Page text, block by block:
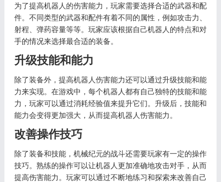
为了提高机器人的伤害能力，玩家需要选择合适的武器和配
件。不同类型的武器和配件有着不同的属性，例如攻击力、
射程、弹药容量等等。玩家应该根据自己机器人的特点和对
手的情况来选择最合适的装备。
升级技能和能力
除了装备外，提高机器人伤害能力还可以通过升级技能和能
力来实现。在游戏中，每个机器人都有自己独特的技能和能
力，玩家可以通过消耗经验值来提升它们。升级后，技能和
能力会变得更加强大，从而提高机器人伤害能力。
改善操作技巧
除了装备和技能，机械纪元的战斗还需要玩家有一定的操作
技巧。熟练的操作可以让机器人更加准确地攻击对手，从而
提高伤害能力。玩家可以通过不断地练习和探索来改善自己